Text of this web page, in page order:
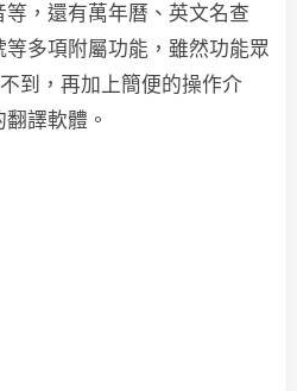
，還有萬年曆、英文名查
多項附屬功能，雖然功能眾
到，再加上簡便的操作介
譯軟體。